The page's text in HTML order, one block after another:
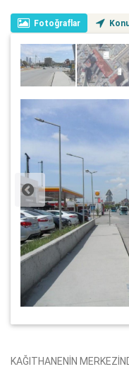
Fotoğraflar
KAĞITHANENİN